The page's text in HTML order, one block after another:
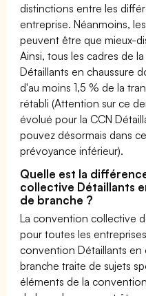
distinctions entre les
entreprise. Néanmoins,
peuvent être que mieux-
Ainsi, tous les cadres de
Détaillants en chaussure
d'au moins 1,5 % de la
rétabli (Attention sur ce
évolué pour la CCN
pouvez désormais dans
prévoyance inférieur).
Quelle est la
collective Détaillants
de branche ?
La convention collective
pour toutes les
convention Détaillants en
branche traite de sujets
éléments de la